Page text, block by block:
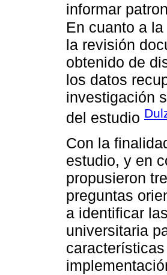
informar
En cuanto a
la revisión
obtenido de
los datos
investigación
del estudio
Con la
estudio, y en
propusieron
preguntas
a identificar
universitaria